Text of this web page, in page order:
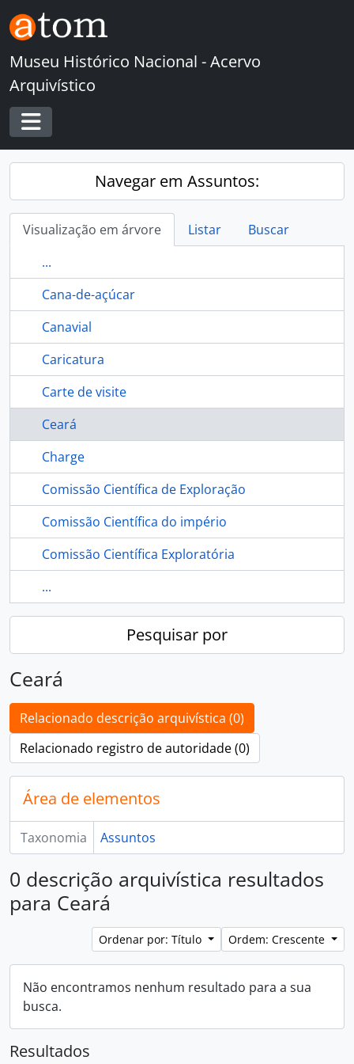
Skip to main content
Museu Histórico Nacional - Acervo
Arquivístico
Toggle navigation
Navegar em Assuntos:
Visualização em árvore Listar
Buscar
...
Cana-de-açúcar
Canavial
Caricatura
Carte de visite
Ceará
Charge
Comissão Científica de Exploração
Comissão Científica do império
Comissão Científica Exploratória
...
Pesquisar por
Ceará
Relacionado descrição arquivística (0)
Relacionado registro de autoridade (0)
Área de elementos
Taxonomia Assuntos
0 descrição arquivística resultados
para Ceará
Ordenar por: Título Ordem: Crescente
Não encontramos nenhum resultado para a sua
busca.
Resultados